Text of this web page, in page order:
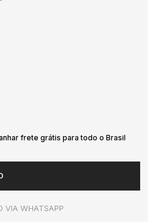
frete grátis para todo o Brasil
VIA WHATSAPP